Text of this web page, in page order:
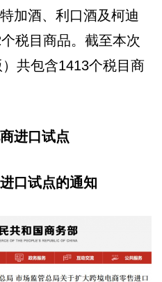
加酒、利口酒及柯迪
税目商品。截至本次
共包含1413个税目商
进口试点
口试点的通知